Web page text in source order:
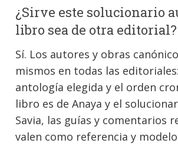
¿Sirve este solucionario
libro sea de otra editorial?
Sí. Los autores y obras
mismos en todas las
antología elegida y el orden
libro es de Anaya y el
Savia, las guías y comentarios
valen como referencia y